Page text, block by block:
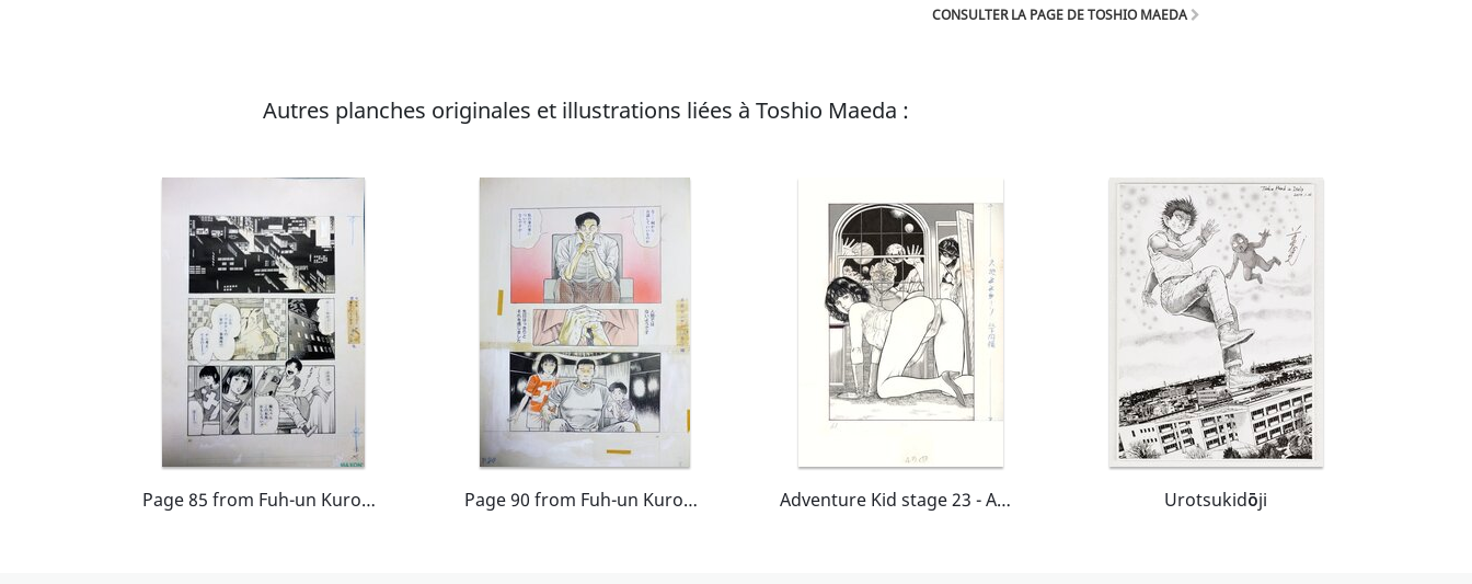
CONSULTER LA PAGE DE TOSHIO MAEDA
Autres planches originales et illustrations liées à Toshio Maeda :
Page 85 from Fuh-un Kurozukin. ART MANGA BY Mr. Toshio MAEDA Page 90 from Fuh-un Kurozukin. ART MANGA BY Mr. Toshio MAEDA Adventure Kid stage 23 - Amazon Man * Toshio Maeda Urotsukidōji